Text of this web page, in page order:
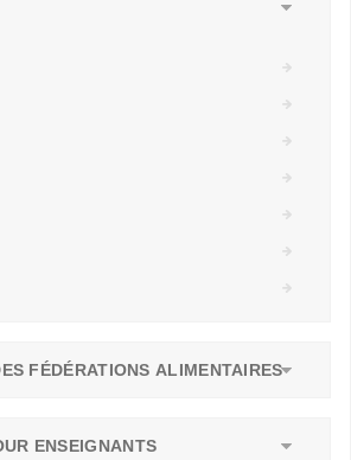
FÉDÉRATIONS ALIMENTAIRES
ENSEIGNANTS